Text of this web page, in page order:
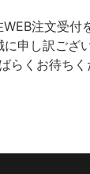
注文受付
申し訳ござ
らくお待ちく